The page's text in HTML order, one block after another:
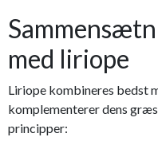
med liriope
Liriope kombineres bedst
komplementerer dens
principper: